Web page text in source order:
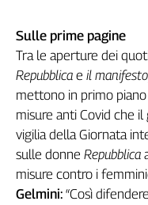
Nidil
Slc
Spi
Inca
Caaf
Speciali
G8
di
Sulle prime pagine
Tra le aperture dei
Repubblica e il manifesto
mettono in primo
misure anti Covid che
vigilia della Giornata
sulle donne Repubblica
misure contro i
Gelmini: “Così